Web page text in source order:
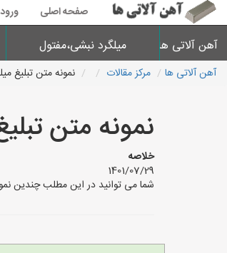
صفحه اصلی ورود
آهن آلاتی ها میلگرد نبشی،مفتول
آهن آلاتی ها مرکز مقالات نمونه متن تبلیغ
نمونه متن
خلاصه
1401/07/29
شما می توانید در این مطلب چندین